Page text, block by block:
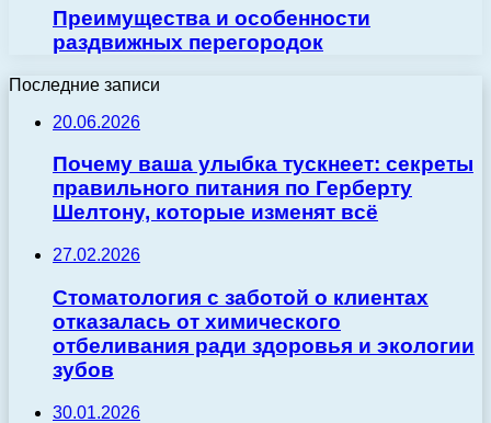
Преимущества и особенности
раздвижных перегородок
Последние записи
20.06.2026
Почему ваша улыбка тускнеет: секреты
правильного питания по Герберту
Шелтону, которые изменят всё
27.02.2026
Стоматология с заботой о клиентах
отказалась от химического
отбеливания ради здоровья и экологии
зубов
30.01.2026